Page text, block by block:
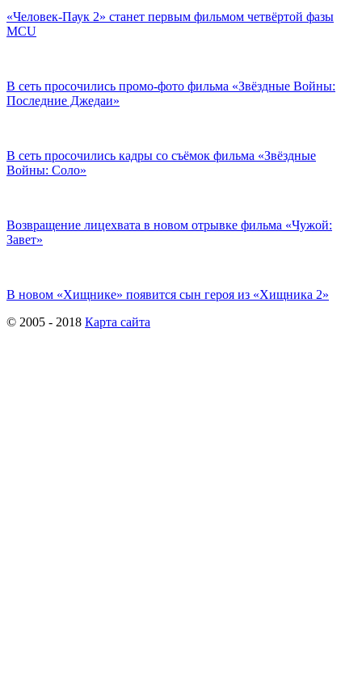
«Человек-Паук 2» станет первым фильмом четвёртой фазы
MCU
В сеть просочились промо-фото фильма «Звёздные Войны:
Последние Джедаи»
В сеть просочились кадры со съёмок фильма «Звёздные
Войны: Соло»
Возвращение лицехвата в новом отрывке фильма «Чужой:
Завет»
В новом «Хищнике» появится сын героя из «Хищника 2»
© 2005 - 2018 Карта сайта